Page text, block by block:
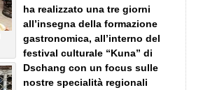
ha realizzato una tre giorni
all’insegna della formazione
gastronomica, all’interno del
festival culturale “Kuna” di
Dschang con un focus sulle
nostre specialità regionali